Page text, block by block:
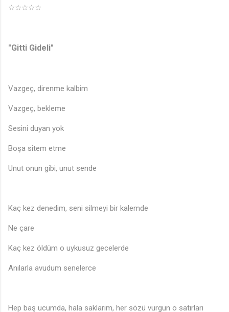
☆☆☆☆☆
"Gitti Gideli"
Vazgeç, direnme kalbim
Vazgeç, bekleme
Sesini duyan yok
Boşa sitem etme
Unut onun gibi, unut sende
Kaç kez denedim, seni silmeyi bir kalemde
Ne çare
Kaç kez öldüm o uykusuz gecelerde
Anılarla avudum senelerce
Hep baş ucumda, hala saklarım, her sözü vurgun o satırları